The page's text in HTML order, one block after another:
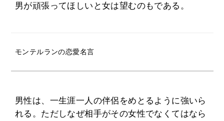
男が頑張ってほしいと女は望むのもである。
モンテルランの恋愛名言
男性は、一生涯一人の伴侶をめとるように強いら
れる。ただしなぜ相手がその女性でなくてはなら